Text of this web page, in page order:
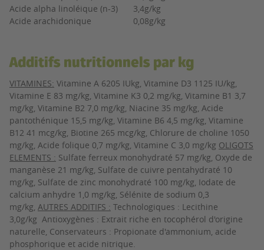
Acide alpha linoléique (n-3)
3,4g/kg
Acide arachidonique
0,08g/kg
Additifs nutritionnels par kg
VITAMINES: Vitamine A 6205 IUkg, Vitamine D3 1125 IU/kg,
Vitamine E 83 mg/kg, Vitamine K3 0,2 mg/kg, Vitamine B1 3,7
mg/kg, Vitamine B2 7,0 mg/kg, Niacine 35 mg/kg, Acide
pantothénique 15,5 mg/kg, Vitamine B6 4,5 mg/kg, Vitamine
B12 41 mcg/kg, Biotine 265 mcg/kg, Chlorure de choline 1050
mg/kg, Acide folique 0,7 mg/kg, Vitamine C 3,0 mg/kg OLIGOTS
ELEMENTS : Sulfate ferreux monohydraté 57 mg/kg, Oxyde de
manganèse 21 mg/kg, Sulfate de cuivre pentahydraté 10
mg/kg, Sulfate de zinc monohydraté 100 mg/kg, Iodate de
calcium anhydre 1,0 mg/kg, Sélénite de sodium 0,3
mg/kg, AUTRES ADDITIFS : Technologiques : Lecithine
3,0g/kg Antioxygènes : Extrait riche en tocophérol d'origine
naturelle, Conservateurs : Propionate d'ammonium, acide
phosphorique et acide nitrique.